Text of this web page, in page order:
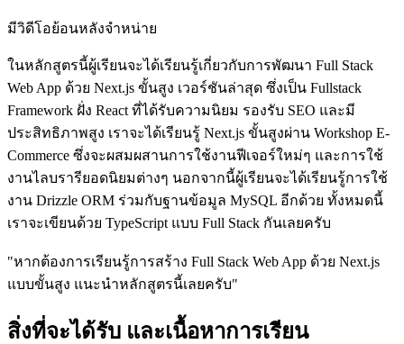
มีวิดีโอย้อนหลังจำหน่าย
ในหลักสูตรนี้ผู้เรียนจะได้เรียนรู้เกี่ยวกับการพัฒนา Full Stack
Web App ด้วย Next.js ขั้นสูง เวอร์ชันล่าสุด ซึ่งเป็น Fullstack
Framework ฝั่ง React ที่ได้รับความนิยม รองรับ SEO และมี
ประสิทธิภาพสูง เราจะได้เรียนรู้ Next.js ขั้นสูงผ่าน Workshop E-
Commerce ซึ่งจะผสมผสานการใช้งานฟีเจอร์ใหม่ๆ และการใช้
งานไลบรารียอดนิยมต่างๆ นอกจากนี้ผู้เรียนจะได้เรียนรู้การใช้
งาน Drizzle ORM ร่วมกับฐานข้อมูล MySQL อีกด้วย ทั้งหมดนี้
เราจะเขียนด้วย TypeScript แบบ Full Stack กันเลยครับ
"หากต้องการเรียนรู้การสร้าง Full Stack Web App ด้วย Next.js
แบบขั้นสูง แนะนำหลักสูตรนี้เลยครับ"
สิ่งที่จะได้รับ และเนื้อหาการเรียน